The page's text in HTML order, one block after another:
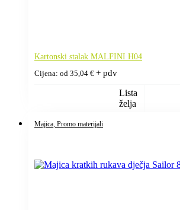
Kartonski stalak MALFINI H04
Cijena: od 35,04 € + pdv
Lista
želja
Majica, Promo materijali